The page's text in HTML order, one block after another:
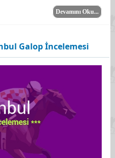
Devamını Oku...
Galop İncelemesi